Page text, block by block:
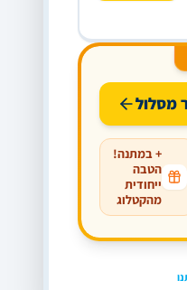
מסלול
+ במתנה!
הטבה
ייחודית
מהקטלוג